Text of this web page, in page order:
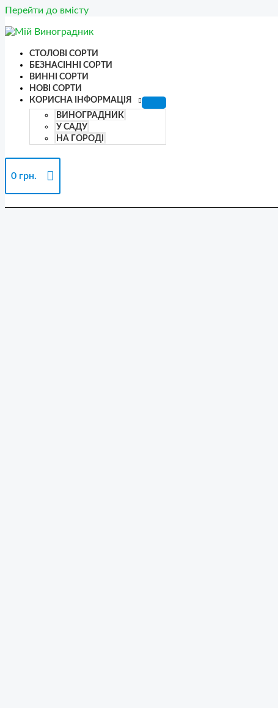
Перейти до вмісту
СТОЛОВІ СОРТИ
БЕЗНАСІННІ СОРТИ
ВИННІ СОРТИ
НОВІ СОРТИ
КОРИСНА ІНФОРМАЦІЯ
ВИНОГРАДНИК
У САДУ
НА ГОРОДІ
0 грн.